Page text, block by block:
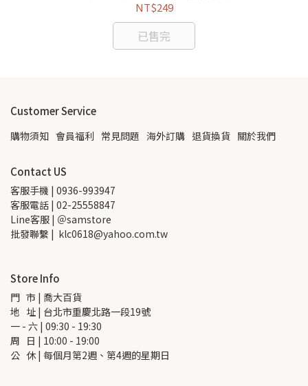
NT$249
已售完
Customer Service
購物須知 會員福利 常見問題 海外訂購 退貨換貨 關於我們
Contact US
客服手機 | 0936-993947
客服電話 | 02-25558847
Line客服 | ＠samstore
批發聯繫 |  klc0618@yahoo.com.tw
Store Info
門   市 | 喬大百貨
地   址 | 台北市重慶北路一段19號
一 - 六 | 09:30 - 19:30
周   日 | 10:00 - 19:00
公   休 | 每個月第2週、第4週的星期日